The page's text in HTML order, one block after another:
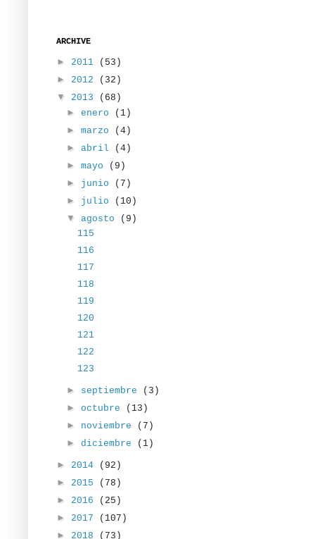
ARCHIVE
► 2011
(53)
► 2012
(32)
▼ 2013
(68)
►enero
(1)
►marzo
(4)
►abril
(4)
►mayo
(9)
► junio
(7)
► julio
(10)
▼agosto
(9)
115
116
117
118
119
120
121
122
123
► septiembre
(3)
►octubre
(13)
► noviembre
(7)
► diciembre
(1)
► 2014
(92)
► 2015
(78)
► 2016
(25)
► 2017
(107)
► 2018
(73)